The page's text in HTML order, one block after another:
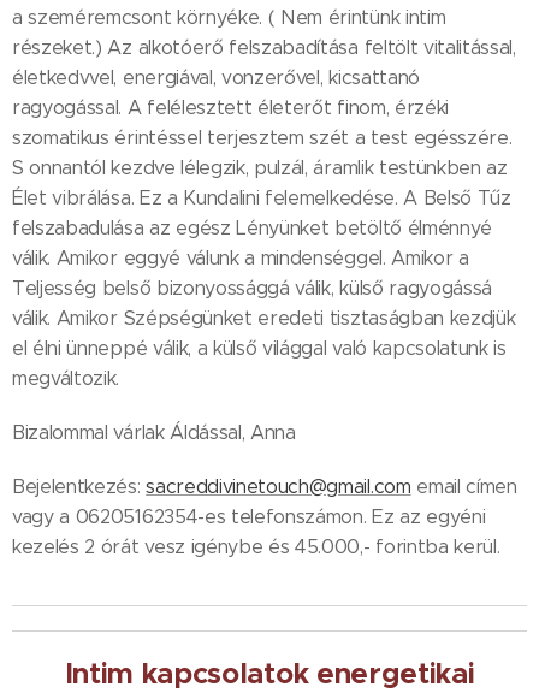
a szeméremcsont környéke. ( Nem érintünk intim
részeket.) Az alkotóerő felszabadítása feltölt vitalitással,
életkedvvel, energiával, vonzerővel, kicsattanó
ragyogással. A felélesztett életerőt finom, érzéki
szomatikus érintéssel terjesztem szét a test egésszére.
S onnantól kezdve lélegzik, pulzál, áramlik testünkben az
Élet vibrálása. Ez a Kundalini felemelkedése. A Belső Tűz
felszabadulása az egész Lényünket betöltő élménnyé
válik. Amikor eggyé válunk a mindenséggel. Amikor a
Teljesség belső bizonyossággá válik, külső ragyogássá
válik. Amikor Szépségünket eredeti tisztaságban kezdjük
el élni ünneppé válik, a külső világgal való kapcsolatunk is
megváltozik.
Bizalommal várlak Áldással, Anna
Bejelentkezés:sacreddivinetouch@gmail.com email címen
vagy a 06205162354-es telefonszámon. Ez az egyéni
kezelés 2 órát vesz igénybe és 45.000,- forintba kerül.
Intim kapcsolatok energetikai